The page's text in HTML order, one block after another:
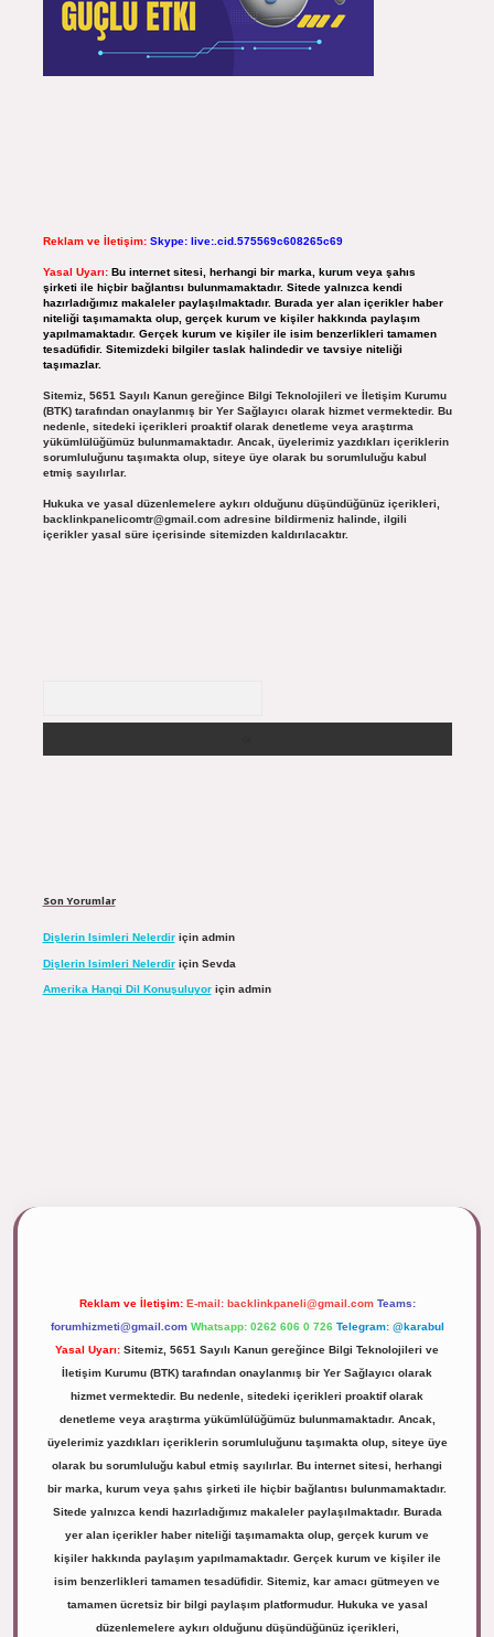
Reklam ve İletişim: Skype: live:.cid.575569c608265c69
Yasal Uyarı: Bu internet sitesi, herhangi bir marka, kurum veya şahıs
şirketi ile hiçbir bağlantısı bulunmamaktadır. Sitede yalnızca kendi
hazırladığımız makaleler paylaşılmaktadır. Burada yer alan içerikler haber
niteliği taşımamakta olup, gerçek kurum ve kişiler hakkında paylaşım
yapılmamaktadır. Gerçek kurum ve kişiler ile isim benzerlikleri tamamen
tesadüfidir. Sitemizdeki bilgiler taslak halindedir ve tavsiye niteliği
taşımazlar.
Sitemiz, 5651 Sayılı Kanun gereğince Bilgi Teknolojileri ve İletişim Kurumu
(BTK) tarafından onaylanmış bir Yer Sağlayıcı olarak hizmet vermektedir. Bu
nedenle, sitedeki içerikleri proaktif olarak denetleme veya araştırma
yükümlülüğümüz bulunmamaktadır. Ancak, üyelerimiz yazdıkları içeriklerin
sorumluluğunu taşımakta olup, siteye üye olarak bu sorumluluğu kabul
etmiş sayılırlar.
Hukuka ve yasal düzenlemelere aykırı olduğunu düşündüğünüz içerikleri,
backlinkpanelicomtr@gmail.comadresine bildirmeniz halinde, ilgili
içerikler yasal süre içerisinde sitemizden kaldırılacaktır.
Son Yorumlar
Dişlerin Isimleri Nelerdiriçin admin
Dişlerin Isimleri Nelerdiriçin Sevda
Amerika Hangi Dil Konuşuluyoriçin admin
Reklam ve İletişim: E-mail: backlinkpaneli@gmail.com Teams:
forumhizmeti@gmail.com Whatsapp: 0262 606 0 726 Telegram: @karabul
Yasal Uyarı: Sitemiz, 5651 Sayılı Kanun gereğince Bilgi Teknolojileri ve
İletişim Kurumu (BTK) tarafından onaylanmış bir Yer Sağlayıcı olarak
hizmet vermektedir. Bu nedenle, sitedeki içerikleri proaktif olarak
denetleme veya araştırma yükümlülüğümüz bulunmamaktadır. Ancak,
üyelerimiz yazdıkları içeriklerin sorumluluğunu taşımakta olup, siteye üye
olarak bu sorumluluğu kabul etmiş sayılırlar. Bu internet sitesi, herhangi
bir marka, kurum veya şahıs şirketi ile hiçbir bağlantısı bulunmamaktadır.
Sitede yalnızca kendi hazırladığımız makaleler paylaşılmaktadır. Burada
yer alan içerikler haber niteliği taşımamakta olup, gerçek kurum ve
kişiler hakkında paylaşım yapılmamaktadır. Gerçek kurum ve kişiler ile
isim benzerlikleri tamamen tesadüfidir. Sitemiz, kar amacı gütmeyen ve
tamamen ücretsiz bir bilgi paylaşım platformudur. Hukuka ve yasal
düzenlemelere aykırı olduğunu düşündüğünüz içerikleri,